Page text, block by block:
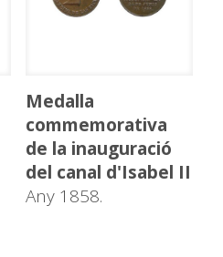
Medalla
commemorativa
de la inauguració
del canal d'Isabel II
Any 1858.